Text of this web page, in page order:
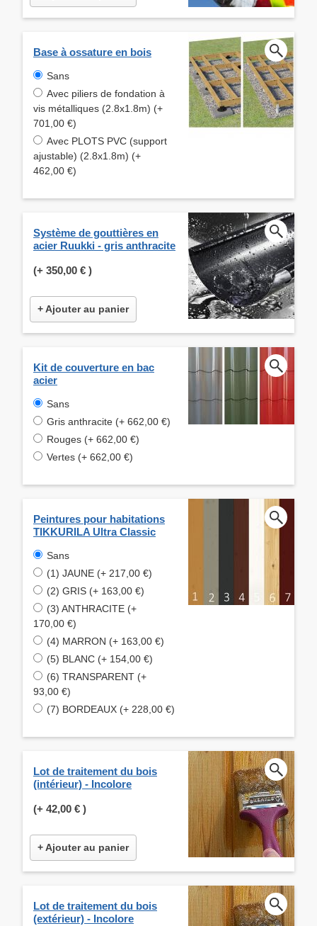
Base à ossature en bois
Sans
Avec piliers de fondation à
vis métalliques (2.8x1.8m) (+
701,00 €)
Avec PLOTS PVC (support
ajustable) (2.8x1.8m) (+
462,00 €)
Système de gouttières en
acier Ruukki - gris anthracite
(+ 350,00 € )
+ Ajouter au panier
Kit de couverture en bac
acier
Sans
Gris anthracite (+ 662,00 €)
Rouges (+ 662,00 €)
Vertes (+ 662,00 €)
Peintures pour habitations
TIKKURILA Ultra Classic
Sans
(1) JAUNE (+ 217,00 €)
(2) GRIS (+ 163,00 €)
(3) ANTHRACITE (+
170,00 €)
(4) MARRON (+ 163,00 €)
(5) BLANC (+ 154,00 €)
(6) TRANSPARENT (+
93,00 €)
(7) BORDEAUX (+ 228,00 €)
Lot de traitement du bois
(intérieur) - Incolore
(+ 42,00 € )
+ Ajouter au panier
Lot de traitement du bois
(extérieur) - Incolore